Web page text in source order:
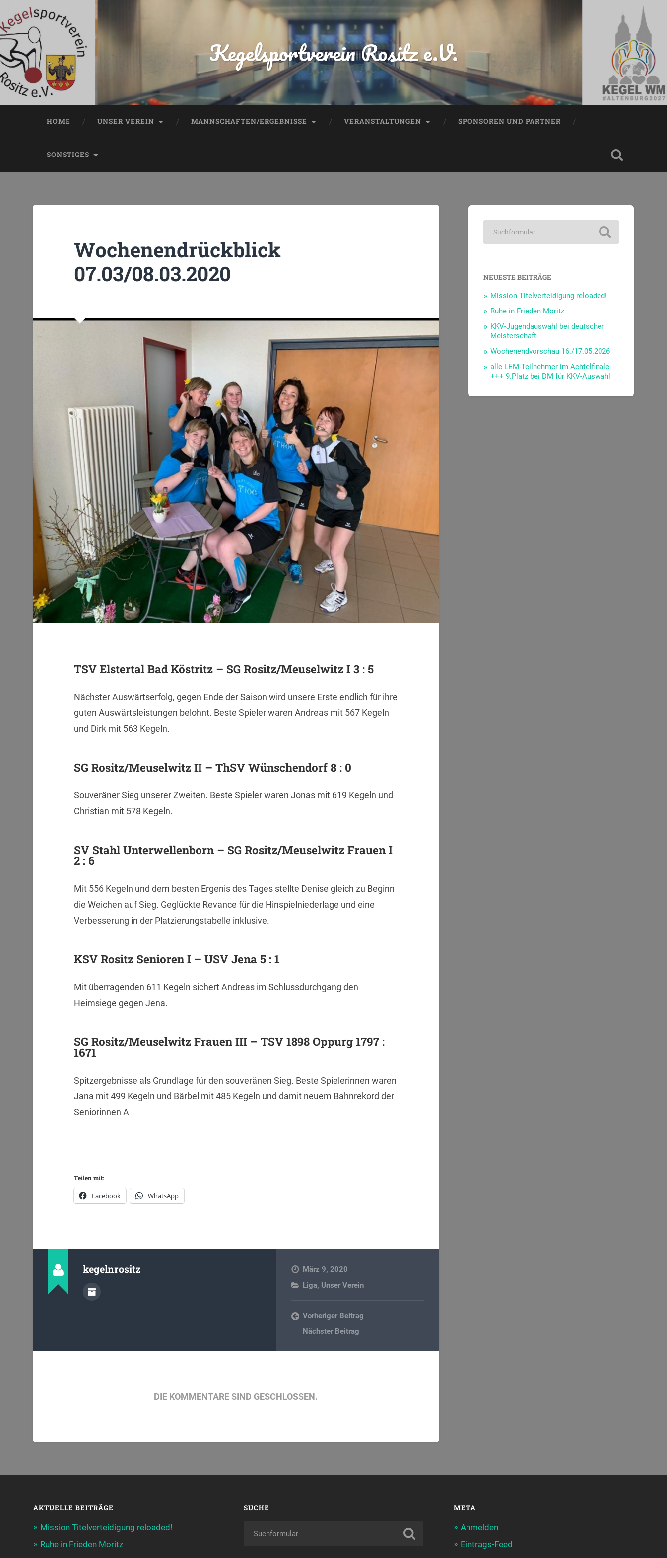
Kegelsportverein Rositz e.V.
HOME UNSER VEREIN MANNSCHAFTEN/ERGEBNISSE VERANSTALTUNGEN SPONSOREN UND PARTNER
SONSTIGES
Wochenendrückblick
07.03/08.03.2020
TSV Elstertal Bad Köstritz – SG Rositz/Meuselwitz I 3 : 5
Nächster Auswärtserfolg, gegen Ende der Saison wird unsere Erste endlich für ihre
guten Auswärtsleistungen belohnt. Beste Spieler waren Andreas mit 567 Kegeln
und Dirk mit 563 Kegeln.
SG Rositz/Meuselwitz II – ThSV Wünschendorf 8 : 0
Souveräner Sieg unserer Zweiten. Beste Spieler waren Jonas mit 619 Kegeln und
Christian mit 578 Kegeln.
SV Stahl Unterwellenborn – SG Rositz/Meuselwitz Frauen I
2 : 6
Mit 556 Kegeln und dem besten Ergenis des Tages stellte Denise gleich zu Beginn
die Weichen auf Sieg. Geglückte Revance für die Hinspielniederlage und eine
Verbesserung in der Platzierungstabelle inklusive.
KSV Rositz Senioren I – USV Jena 5 : 1
Mit überragenden 611 Kegeln sichert Andreas im Schlussdurchgang den
Heimsiege gegen Jena.
SG Rositz/Meuselwitz Frauen III – TSV 1898 Oppurg 1797 :
1671
Spitzergebnisse als Grundlage für den souveränen Sieg. Beste Spielerinnen waren
Jana mit 499 Kegeln und Bärbel mit 485 Kegeln und damit neuem Bahnrekord der
Seniorinnen A
Teilen mit:
Facebook WhatsApp
kegelnrositz
März 9, 2020
Liga, Unser Verein
Vorheriger Beitrag
Nächster Beitrag
DIE KOMMENTARE SIND GESCHLOSSEN.
NEUESTE BEITRÄGE
Mission Titelverteidigung reloaded!
Ruhe in Frieden Moritz
KKV-Jugendauswahl bei deutscher
Meisterschaft
Wochenendvorschau 16./17.05.2026
alle LEM-Teilnehmer im Achtelfinale
+++ 9.Platz bei DM für KKV-Auswahl
AKTUELLE BEITRÄGE
Mission Titelverteidigung reloaded!
Ruhe in Frieden Moritz
SUCHE META
Anmelden
Eintrags-Feed